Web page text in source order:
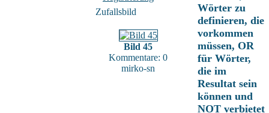
Zufallsbild
Bild 45
Kommentare: 0
mirko-sn
Wörter zu
definieren, die
vorkommen
müssen, OR
für Wörter,
die im
Resultat sein
können und
NOT verbietet